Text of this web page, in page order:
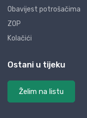
Obavijest potrošačima
ZOP
Kolačići
Ostani u tijeku
Želim na listu